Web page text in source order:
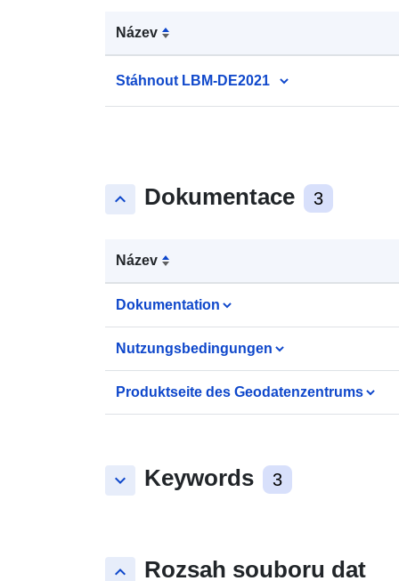
Název
Stáhnout LBM-DE2021
keyboard_arrow_up Dokumentace 3
Název
Dokumentation
Nutzungsbedingungen
Produktseite des Geodatenzentrums
keyboard_arrow_down Keywords 3
keyboard_arrow_up Rozsah souboru dat